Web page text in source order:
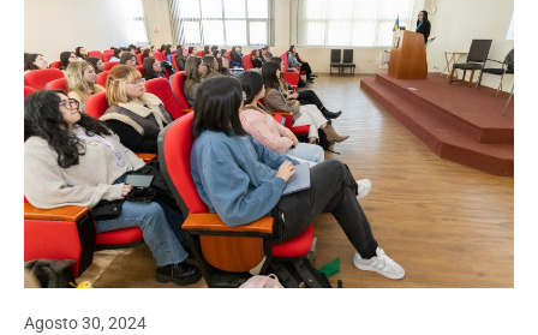
Agosto 30, 2024